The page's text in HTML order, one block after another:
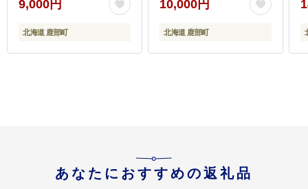
9,000円
北海道 鹿部町
10,000円
北海道 鹿部町
あなたにおすすめの返礼品